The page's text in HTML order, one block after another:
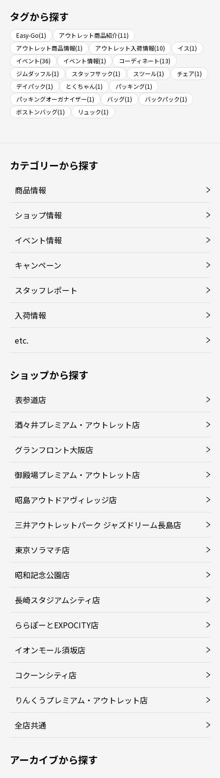
タグから探す
Easy-Go(1)
アウトレット商品紹介(11)
アウトレット商品情報(1)
アウトレット入荷情報(10)
イス(1)
イベント(36)
イベント情報(1)
コーディネート(13)
ジムダッフル(1)
スタッフサック(1) スツール(1)
チェア(1)
デイパック(1)
とくちゃん(1)
パッキング(1)
パッキングオーガナイザー(1)
バッグ(1)
バックパック(1)
ボストンバッグ(1)
リュック(1)
カテゴリーから探す
商品情報
ショップ情報
イベント情報
キャンペーン
スタッフレポート
入荷情報
etc.
ショップから探す
表参道店
酒々井プレミアム・アウトレット店
グランフロント大阪店
御殿場プレミアム・アウトレット店
昭島アウトドアヴィレッジ店
三井アウトレットパーク ジャズドリーム長島店
東京ソラマチ店
昭和記念公園店
長崎スタジアムシティ店
ららぽーとEXPOCITY店
イオンモール須坂店
コクーンシティ店
りんくうプレミアム・アウトレット店
全店共通
アーカイブから探す